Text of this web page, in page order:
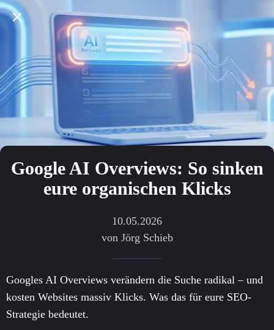
Google AI Overviews: So sinken
eure organischen Klicks
10.05.2026
von Jörg Schieb
Googles AI Overviews verändern die Suche radikal – und
kosten Websites massiv Klicks. Was das für eure SEO-
Strategie bedeutet.